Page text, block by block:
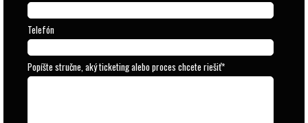
Telefón
Popíšte stručne, aký ticketing alebo proces chcete riešiť*